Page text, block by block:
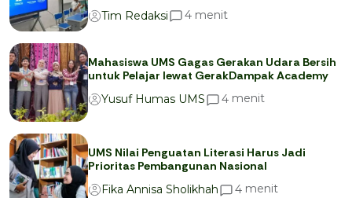
Tim Redaksi
4 menit
Mahasiswa UMS Gagas Gerakan Udara Bersih
untuk Pelajar lewat GerakDampak Academy
Yusuf Humas UMS
4 menit
UMS Nilai Penguatan Literasi Harus Jadi
Prioritas Pembangunan Nasional
Fika Annisa Sholikhah
4 menit